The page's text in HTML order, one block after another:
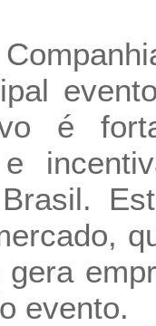
é
e
gera
evento.